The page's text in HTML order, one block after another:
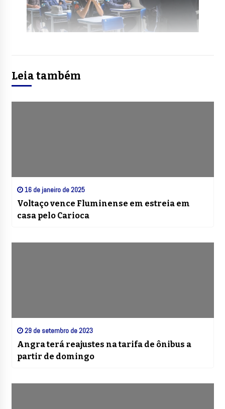
Leia também
16 de janeiro de 2025
Voltaço vence Fluminense em estreia em
casa pelo Carioca
29 de setembro de 2023
Angra terá reajustes na tarifa de ônibus a
partir de domingo